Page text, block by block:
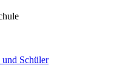
und Schüler